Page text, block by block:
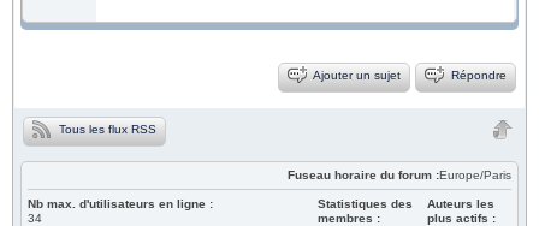
Répondre
Ajouter un sujet
Tous les flux RSS
Fuseau horaire du forum :Europe/Paris
Nb max. d'utilisateurs en ligne :
34
Auteurs les
plus actifs :
Statistiques des
membres :